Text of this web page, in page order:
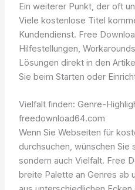
Ein weiterer Punkt, der oft
Viele kostenlose Titel
Kundendienst. Free
Hilfestellungen,
Lösungen direkt in den
Sie beim Starten oder
Vielfalt finden: Genre-
freedownload64.com
Wenn Sie Webseiten für
durchsuchen, wünschen Sie
sondern auch Vielfalt. Free
breite Palette an Genres ab